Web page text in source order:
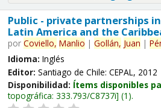
Public - private partnerships
Latin America and the
por Coviello, Manlio | Gollán, Juan |
Idioma: Inglés
Editor: Santiago de Chile: CEPAL, 2012
Disponibilidad: Ítems disponibles
topográfica: 333.793/C8737i (1).